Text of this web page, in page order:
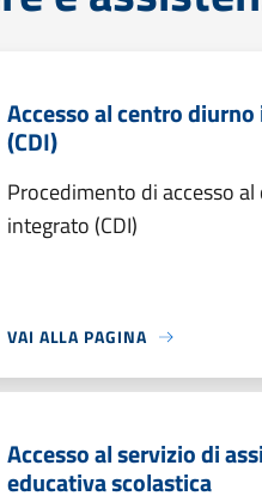
Accesso al centro
(CDI)
Procedimento di accesso
integrato (CDI)
VAI ALLA PAGINA
Accesso al servizio di
educativa scolastica